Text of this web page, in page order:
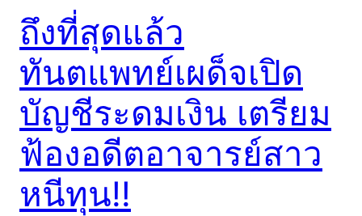
ถึงที่สุดแล้ว
ทันตแพทย์เผด็จเปิด
บัญชีระดมเงิน เตรียม
ฟ้องอดีตอาจารย์สาว
หนีทุน!!